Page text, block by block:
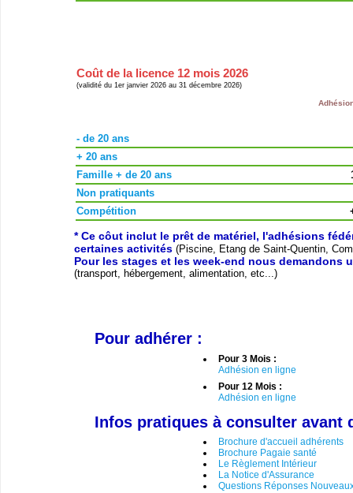
Coût de la licence 12 mois 2026
(validité du 1er janvier 2026 au 31 décembre 2026)
- de 20 ans
+ 20 ans
Famille + de 20 ans
Non pratiquants
Compétition
* Ce côut inclut le prêt de matériel, l'adhésions
certaines activités (Piscine, Etang de Saint-Quentin,
Pour les stages et les week-end nous demandons
(transport, hébergement, alimentation, etc...)
Pour adhérer :
Pour 3 Mois :
Adhésion en ligne
Pour 12 Mois :
Adhésion en ligne
Infos pratiques à consulter avant
Brochure d'accueil adhérents
Brochure Pagaie santé
Le Règlement Intérieur
La Notice d'Assurance
Questions Réponses